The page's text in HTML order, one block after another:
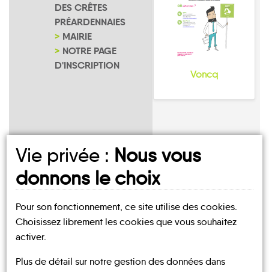
DES CRÊTES
PRÉARDENNAIES
MAIRIE
NOTRE PAGE
D'INSCRIPTION
Voncq
UN AVIS, UN TÉMOIGNAGE
À PARTAGER ?
Vie privée : Nous vous
donnons le choix
Pour son fonctionnement, ce site utilise des cookies.
Choisissez librement les cookies que vous souhaitez
activer.
Plus de détail sur notre gestion des données dans